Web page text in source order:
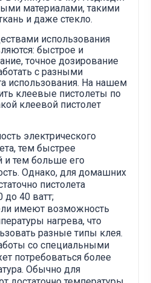
материалами, такими
и даже стекло.
использования
быстрое и
точное дозирование
с разными
использования. На нашем
клеевые пистолеты по
клеевой пистолет
электрического
тем быстрее
и тем больше его
Однако, для домашних
пистолета
40 ватт;
имеют возможность
нагрева, что
разные типы клея.
со специальными
потребоваться более
Обычно для